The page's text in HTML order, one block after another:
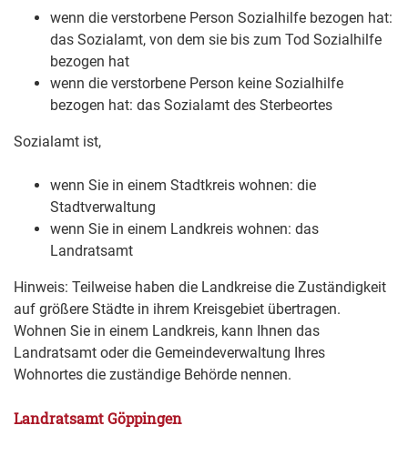
wenn die verstorbene Person Sozialhilfe bezogen hat:
das Sozialamt, von dem sie bis zum Tod Sozialhilfe
bezogen hat
wenn die verstorbene Person keine Sozialhilfe
bezogen hat: das Sozialamt des Sterbeortes
Sozialamt ist,
wenn Sie in einem Stadtkreis wohnen: die
Stadtverwaltung
wenn Sie in einem Landkreis wohnen: das
Landratsamt
Hinweis: Teilweise haben die Landkreise die Zuständigkeit
auf größere Städte in ihrem Kreisgebiet übertragen.
Wohnen Sie in einem Landkreis, kann Ihnen das
Landratsamt oder die Gemeindeverwaltung Ihres
Wohnortes die zuständige Behörde nennen.
Landratsamt Göppingen